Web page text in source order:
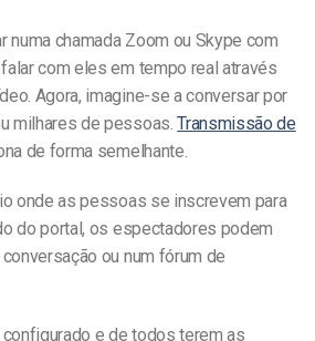
numa chamada Zoom ou Skype com
com eles em tempo real através
Agora, imagine-se a conversar por
milhares de pessoas.Transmissão de
de forma semelhante.
onde as pessoas se inscrevem para
do portal, os espectadores podem
ou num fórum de
e de todos terem as